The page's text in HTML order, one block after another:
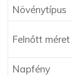
Növénytípus
Felnőtt méret
Napfény